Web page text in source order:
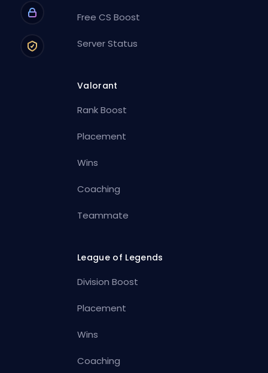
Free CS Boost
Server Status
Valorant
Rank Boost
Placement
Wins
Coaching
Teammate
League of Legends
Division Boost
Placement
Wins
Coaching